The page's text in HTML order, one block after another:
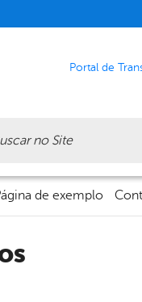
Portal de
de exemplo